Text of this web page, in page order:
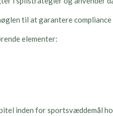
til at garantere compliance
elementer:
inden for sportsvæddemål